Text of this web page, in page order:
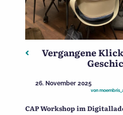
Beitragsnavigation
Vorheriger: Wer kennt
Vergangene
26. November 2025
von
CAP Workshop im